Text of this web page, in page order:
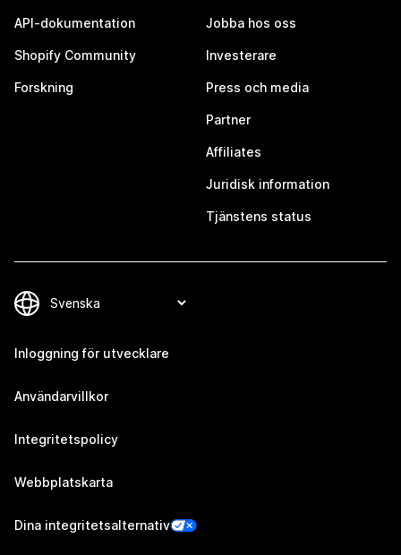
API-dokumentation
Shopify Community
Forskning
Jobba hos oss
Investerare
Press och media
Partner
Affiliates
Juridisk information
Tjänstens status
Inloggning för utvecklare
Användarvillkor
Integritetspolicy
Webbplatskarta
Dina integritetsalternativ